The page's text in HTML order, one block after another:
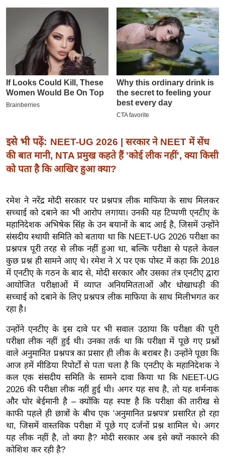
पे
प
र
मि
ल
बे
मि
ल
श
ख्सि
य
त
यं
ग
इं
डि
या
सा
हि
त्य
ज
ग
त
ऑ
टो
व
इसे भी पढ़ें: NEET-UG 2026 | सरकार ने NEET में सेंध
की बात मानी, NTA प्रमुख कहते हैं 'कोई लीक नहीं', क्या किसी
को पता है कि आखिर हुआ क्या?
रमेश ने नरेंद्र मोदी सरकार पर प्रश्नपत्र लीक माफिया के साथ मिलकर
सच्चाई को दबाने का भी आरोप लगाया। उनकी यह टिप्पणी एनटीए के
महानिदेशक अभिषेक सिंह के उन बयानों के बाद आई है, जिसमें उन्होंने
संसदीय स्थायी समिति को बताया था कि NEET-UG 2026 परीक्षा का
प्रश्नपत्र पूरी तरह से लीक नहीं हुआ था, बल्कि परीक्षा से पहले केवल
कुछ प्रश्न ही सामने आए थे। रमेश ने X पर एक पोस्ट में कहा कि 2018
में एनटीए के गठन के बाद से, मोदी सरकार और उसका तंत्र एनटीए द्वारा
आयोजित परीक्षाओं में व्याप्त अनियमितताओं और धोखाधड़ी की
सच्चाई को दबाने के लिए प्रश्नपत्र लीक माफिया के साथ मिलीभगत कर
रहा है।
उन्होंने एनटीए के इस दावे पर भी सवाल उठाया कि परीक्षा की पूरी
परीक्षा लीक नहीं हुई थी। उनका तर्क था कि परीक्षा में पूछे गए प्रश्नों
वाले अनुमानित प्रश्नपत्र का प्रसार ही लीक के बराबर है। उन्होंने पूछा कि
आज हमें मीडिया रिपोर्टों से पता चला है कि एनटीए के महानिदेशक ने
कल एक संसदीय समिति के सामने दावा किया था कि NEET-UG
2026 की परीक्षा लीक नहीं हुई थी। अगर यह सच है, तो यह शर्मनाक
और घोर बेईमानी है – क्योंकि यह स्पष्ट है कि परीक्षा की तारीख से
काफी पहले ही छात्रों के बीच एक 'अनुमानित प्रश्नपत्र' प्रसारित हो रहा
था, जिसमें वास्तविक परीक्षा में पूछे गए दर्जनों प्रश्न शामिल थे। अगर
यह लीक नहीं है, तो क्या है? मोदी सरकार अब इसे क्यों नकारने की
कोशिश कर रही है?